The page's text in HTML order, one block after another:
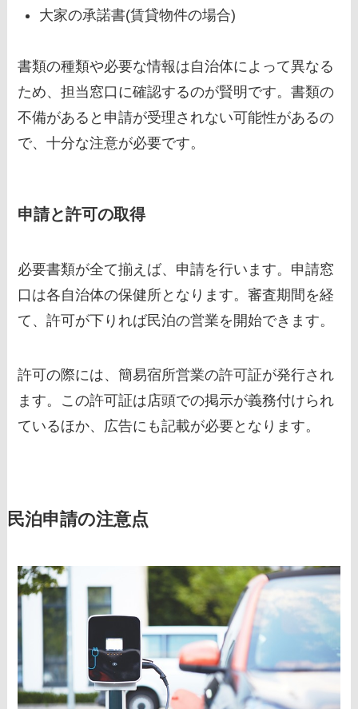
大家の承諾書(賃貸物件の場合)
書類の種類や必要な情報は自治体によって異なる
ため、担当窓口に確認するのが賢明です。書類の
不備があると申請が受理されない可能性があるの
で、十分な注意が必要です。
申請と許可の取得
必要書類が全て揃えば、申請を行います。申請窓
口は各自治体の保健所となります。審査期間を経
て、許可が下りれば民泊の営業を開始できます。
許可の際には、簡易宿所営業の許可証が発行され
ます。この許可証は店頭での掲示が義務付けられ
ているほか、広告にも記載が必要となります。
民泊申請の注意点